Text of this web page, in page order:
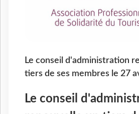
Le conseil d'administration
tiers de ses membres le 27
Le conseil